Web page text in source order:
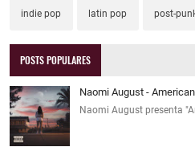
indie pop latin pop post-
POSTS POPULARES
Naomi August -
Naomi August presenta